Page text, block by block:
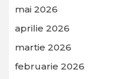
mai 2026
aprilie 2026
martie 2026
februarie 2026